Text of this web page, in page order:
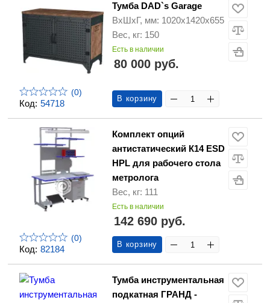
Код: 54718
(0)
Тумба DAD`s Garage
ВхШхГ, мм: 1020х1420х655
Вес, кг: 150
Есть в наличии
80 000 руб.
В корзину
Код: 82184
(0)
Комплект опций
антистатический К14 ESD
HPL для рабочего стола
метролога
Вес, кг: 111
Есть в наличии
142 690 руб.
В корзину
Тумба инструментальная
подкатная ГРАНД -